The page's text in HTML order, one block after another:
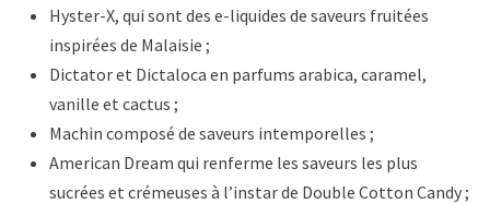
Hyster-X, qui sont des e-liquides de saveurs fruitées
inspirées de Malaisie ;
Dictator et Dictaloca en parfums arabica, caramel,
vanille et cactus ;
Machin composé de saveurs intemporelles ;
American Dream qui renferme les saveurs les plus
sucrées et crémeuses à l’instar de Double Cotton Candy ;